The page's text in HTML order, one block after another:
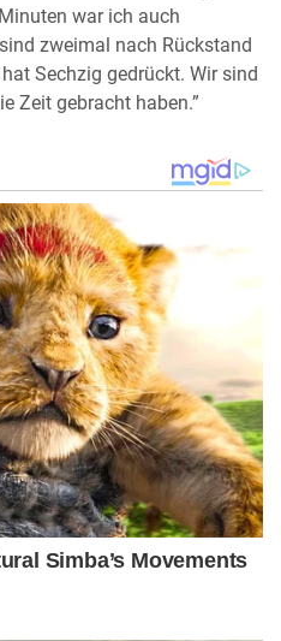
war ich auch
zweimal nach Rückstand
Sechzig gedrückt. Wir sind
Zeit gebracht haben.”